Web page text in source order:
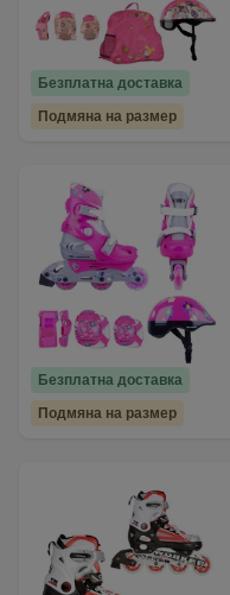
Безплатна доставка
Подмяна на размер
Безплатна доставка
Подмяна на размер